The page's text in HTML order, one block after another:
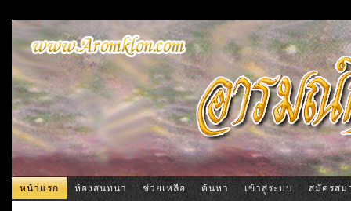
หน้าแรก ห้องสนทนา ช่วยเหลือ ค้นหา เข้าสู่ระบบ สมัครสม